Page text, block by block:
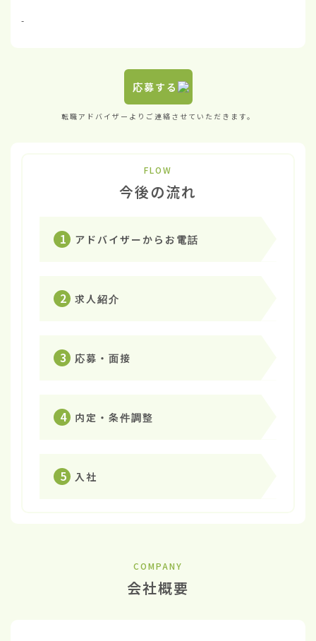
-
応募する
転職アドバイザーよりご連絡させていただきます。
FLOW
今後の流れ
1 アドバイザーからお電話
2 求人紹介
3 応募・面接
4 内定・条件調整
5 入社
COMPANY
会社概要